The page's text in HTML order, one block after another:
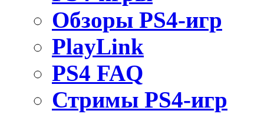
Обзоры PS4-игр
PlayLink
PS4 FAQ
Стримы PS4-игр